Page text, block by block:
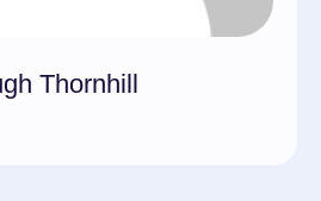
Thornhill